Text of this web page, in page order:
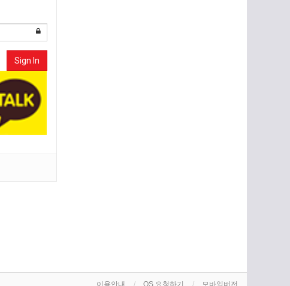
Sign In
이용안내 OS 요청하기 모바일버전